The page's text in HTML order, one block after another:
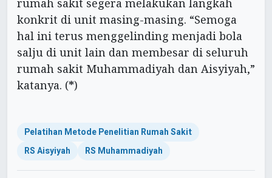
konkrit di unit masing-masing. “Semoga
hal ini terus menggelinding menjadi bola
salju di unit lain dan membesar di seluruh
rumah sakit Muhammadiyah dan Aisyiyah,”
katanya. (*)
Pelatihan Metode Penelitian Rumah Sakit
RS Aisyiyah
RS Muhammadiyah